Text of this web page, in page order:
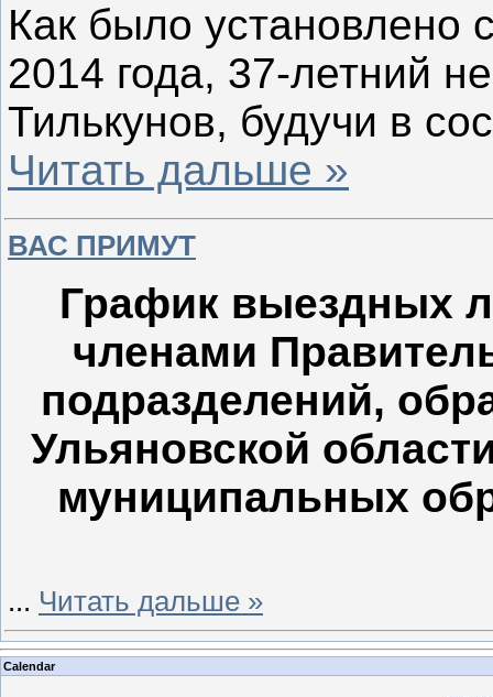
Как было установлено
2014 года, 37-летний
Тилькунов, будучи в
Читать дальше »
ВАС ПРИМУТ
График выездных
членами
подразделений,
Ульяновской
муниципальных
... Читать дальше »
Calendar